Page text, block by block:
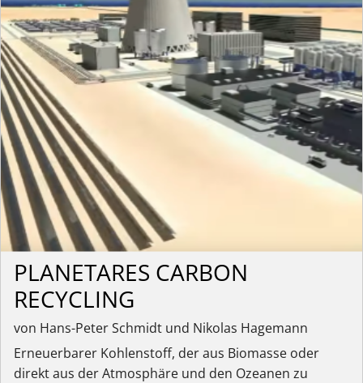
PLANETARES CARBON
RECYCLING
von Hans-Peter Schmidt und Nikolas Hagemann
Erneuerbarer Kohlenstoff, der aus Biomasse oder
direkt aus der Atmosphäre und den Ozeanen zu